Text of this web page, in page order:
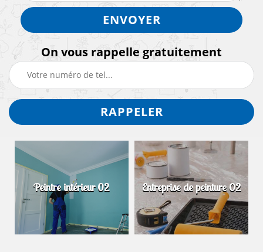
On vous rappelle gratuitement
Peintre intérieur 02 Entreprise de peinture 02